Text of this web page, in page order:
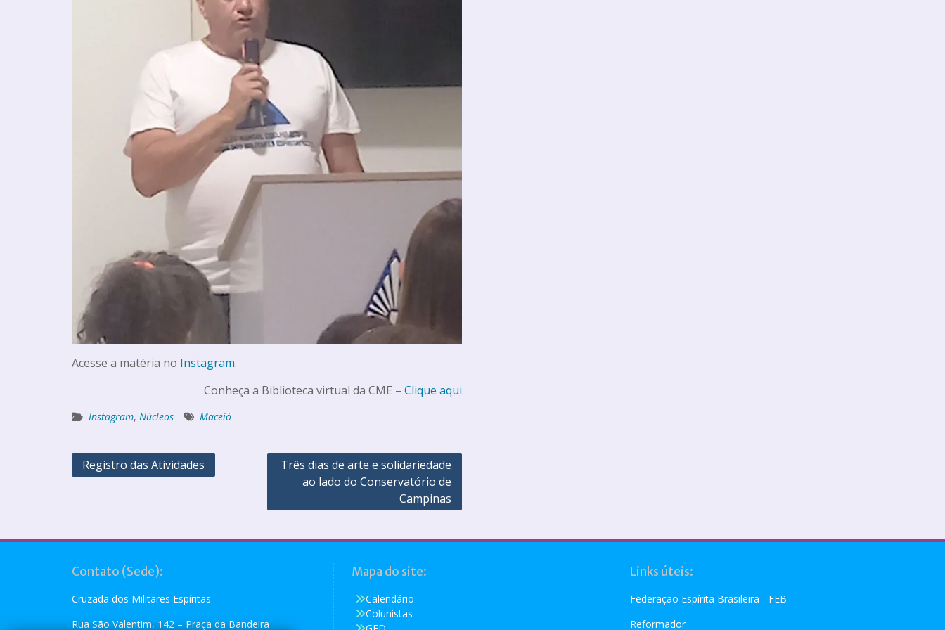
Acesse a matéria no Instagram.
Conheça a Biblioteca virtual da CME – Clique aqui
Instagram, Núcleos Maceió
Registro das Atividades
Três dias de arte e solidariedade
ao lado do Conservatório de
Campinas
Contato (Sede):
Cruzada dos Militares Espíritas
Rua São Valentim, 142 – Praça da Bandeira
Mapa do site:
Calendário
Colunistas
Links úteis:
Federação Espírita Brasileira - FEB
Reformador